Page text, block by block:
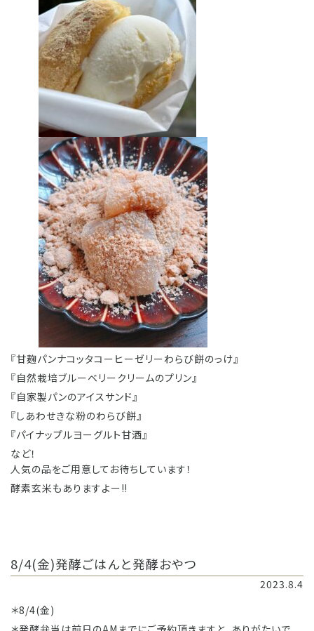
『甘麹パンナコッタコーヒーゼリーわらび餅のっけ』
『自然栽培ブルーベリークリームのプリン』
『自家製パンのアイスサンド』
『しあわせきな粉のわらび餅』
『パイナップルヨーグルト甘酒』
など！
人気の品をご用意してお待ちしています！
酵素玄米もありますよー‼️
8/4(金)発酵ごはんと発酵おやつ
2023.8.4
＊8/4(金)